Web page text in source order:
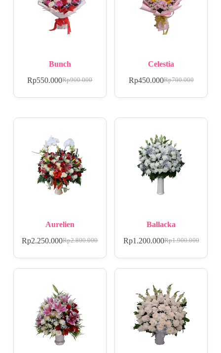
Bunch
Rp900.000
Rp550.000
Celestia
Rp700.000
Rp450.000
Aurelien
Rp2.800.000
Rp2.250.000
Ballacka
Rp1.900.000
Rp1.200.000